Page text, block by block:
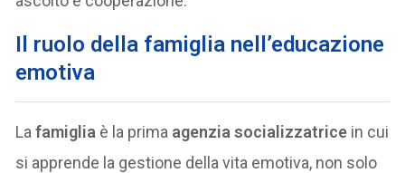
Il ruolo della famiglia nell’educazione
emotiva
Lafamiglia è la prima agenzia socializzatrice in cui
si apprende la gestione della vita emotiva, non solo